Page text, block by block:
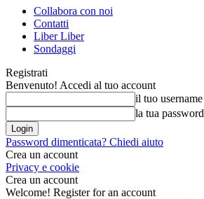
Collabora con noi
Contatti
Liber Liber
Sondaggi
Registrati
Benvenuto! Accedi al tuo account
il tuo username
la tua password
Password dimenticata? Chiedi aiuto
Crea un account
Privacy e cookie
Crea un account
Welcome! Register for an account